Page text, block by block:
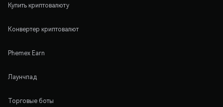
Купить криптовалюту
Конвертер криптовалют
Phemex Earn
Лаунчпад
Торговые боты